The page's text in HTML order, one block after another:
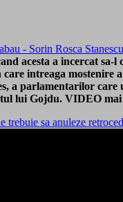
acesta a incercat
intreaga mostenire
a parlamentarilor
lui Gojdu. VIDEO mai
sa anuleze